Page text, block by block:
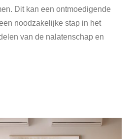
Dit kan een ontmoedigende
noodzakelijke stap in het
van de nalatenschap en